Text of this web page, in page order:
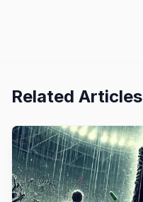
Related Articles